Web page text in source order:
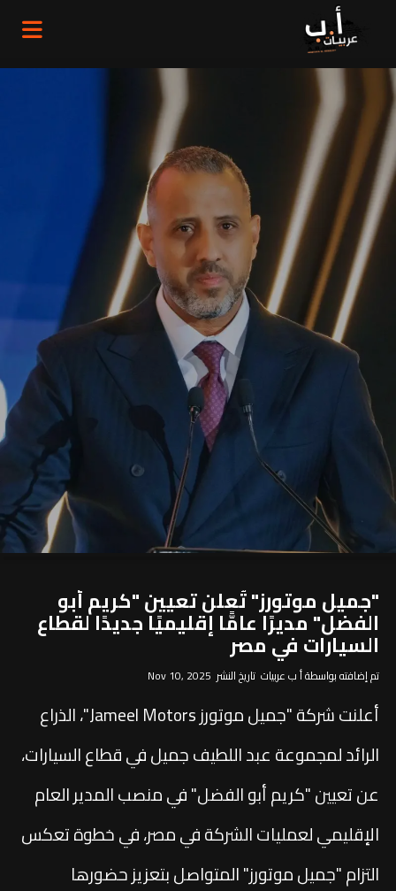
"جميل موتورز" تُعلن تعيين "كريم أبو
الفضل" مديرًا عامًّا إقليميًا جديدًا لقطاع
السيارات في مصر
تم إضافته بواسطة أ ب عربيات تاريخ النشر Nov 10, 2025
أعلنت شركة "جميل موتورز Jameel Motors"، الذراع
الرائد لمجموعة عبد اللطيف جميل في قطاع السيارات،
عن تعيين "كريم أبو الفضل" في منصب المدير العام
الإقليمي لعمليات الشركة في مصر، في خطوة تعكس
التزام "جميل موتورز" المتواصل بتعزيز حضورها